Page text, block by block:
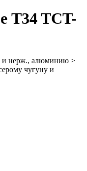
T34 TCT-
и нерж., алюминию >
чугуну и